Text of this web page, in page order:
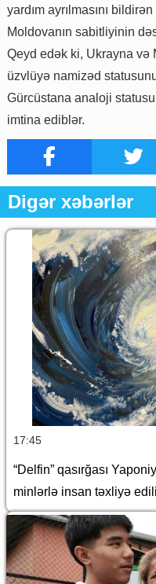
yardım ayrılmasını
Moldovanın sabitliyinin
Qeyd edək ki, Ukrayna və
üzvlüyə namizəd
Gürcüstana analoji
imtina ediblər.
Digər xəbərlər
17:45
“Delfin” qasırğası
minlərlə insan təxliyə